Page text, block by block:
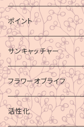
ポイント
サンキャッチャー
フラワーオブライフ
活性化